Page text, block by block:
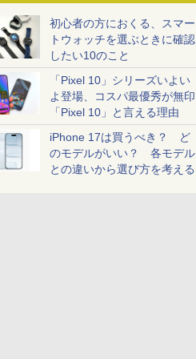
初心者の方におくる、スマー
トウォッチを選ぶときに確認
したい10のこと
「Pixel 10」シリーズいよい
よ登場、コスパ最優秀が無印
「Pixel 10」と言える理由
iPhone 17は買うべき？ ど
のモデルがいい？ 各モデル
との違いから選び方を考える